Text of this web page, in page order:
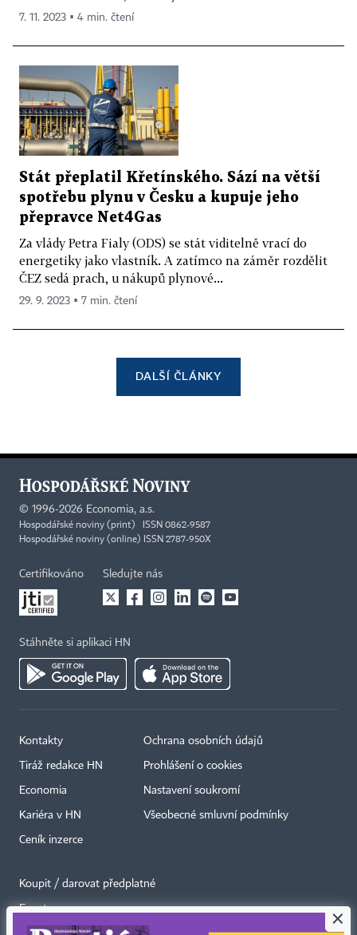
7. 11. 2023 ▪ 4 min. čtení
Stát přeplatil Křetínského. Sází na větší
spotřebu plynu v Česku a kupuje jeho
přepravce Net4Gas
Za vlády Petra Fialy (ODS) se stát viditelně vrací do
energetiky jako vlastník. A zatímco na záměr rozdělit
ČEZ sedá prach, u nákupů plynové...
29. 9. 2023 ▪ 7 min. čtení
DALŠÍ ČLÁNKY
© 1996-2026 Economia, a.s.
Hospodářské noviny (print) ISSN 0862-9587
Hospodářské noviny (online) ISSN 2787-950X
Certifikováno Sledujte nás
Stáhněte si aplikaci HN
Kontakty
Tiráž redakce HN
Economia
Kariéra v HN
Ceník inzerce
Ochrana osobních údajů
Prohlášení o cookies
Nastavení soukromí
Všeobecné smluvní podmínky
Koupit / darovat předplatné
Eventy ×